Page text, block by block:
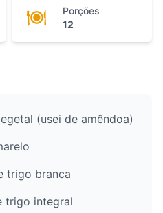
Porções
12
(usei de amêndoa)
trigo branca
trigo integral